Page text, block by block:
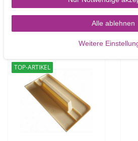
TOP-ARTIKEL
Alle ablehnen
Weitere